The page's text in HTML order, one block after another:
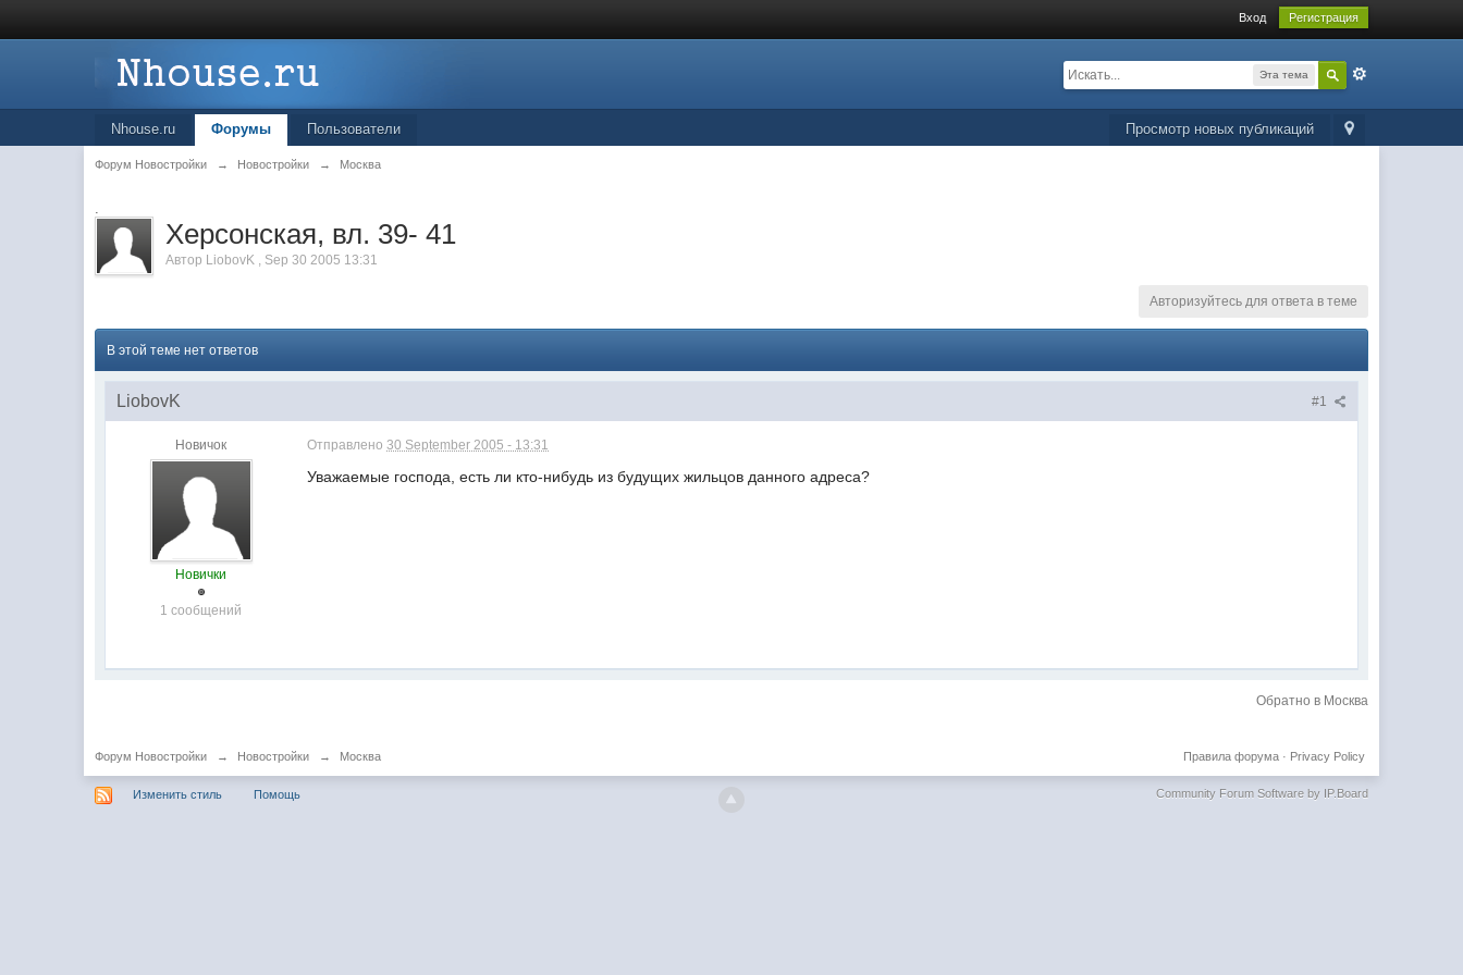
Вход Регистрация
Эта тема
Просмотр новых публикаций
Nhouse.ru Форумы Пользователи
Форум Новостройки → Новостройки → Москва
.
Херсонская, вл. 39- 41
Автор LiobovK , Sep 30 2005 13:31
Авторизуйтесь для ответа в теме
В этой теме нет ответов
#1
LiobovK
Новичок
Новички
1 сообщений
Отправлено30 September 2005 - 13:31
Уважаемые господа, есть ли кто-нибудь из будущих жильцов данного адреса?
Обратно в Москва
Форум Новостройки → Новостройки → Москва Privacy Policy
Правила форума·
Изменить стиль Помощь Community Forum Software by IP.Board